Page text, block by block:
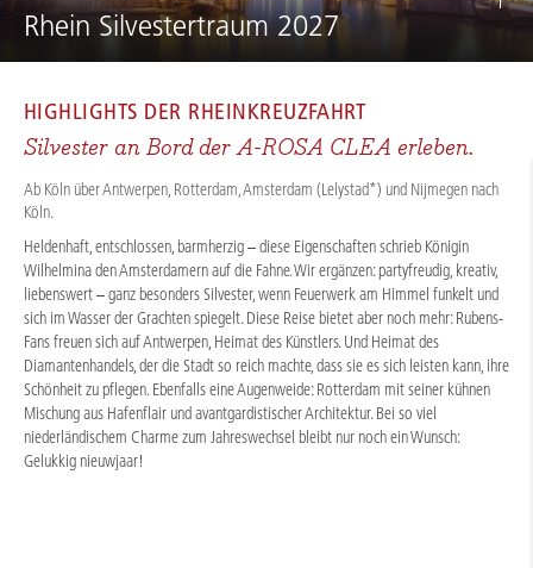
Rhein Silvestertraum 2027
HIGHLIGHTS DER RHEINKREUZFAHRT
Silvester an Bord der A-ROSA CLEA erleben.
Ab Köln über Antwerpen, Rotterdam, Amsterdam (Lelystad*) und Nijmegen nach
Köln.
Heldenhaft, entschlossen, barmherzig – diese Eigenschaften schrieb Königin
Wilhelmina den Amsterdamern auf die Fahne. Wir ergänzen: partyfreudig, kreativ,
liebenswert – ganz besonders Silvester, wenn Feuerwerk am Himmel funkelt und
sich im Wasser der Grachten spiegelt. Diese Reise bietet aber noch mehr: Rubens-
Fans freuen sich auf Antwerpen, Heimat des Künstlers. Und Heimat des
Diamantenhandels, der die Stadt so reich machte, dass sie es sich leisten kann, ihre
Schönheit zu pflegen. Ebenfalls eine Augenweide: Rotterdam mit seiner kühnen
Mischung aus Hafenflair und avantgardistischer Architektur. Bei so viel
niederländischem Charme zum Jahreswechsel bleibt nur noch ein Wunsch:
Gelukkig nieuwjaar!